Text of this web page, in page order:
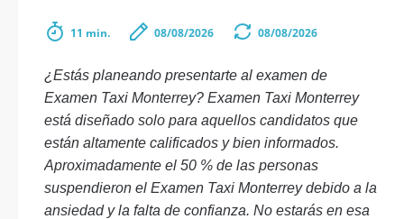
11 min. 08/08/2026 08/08/2026
¿Estás planeando presentarte al examen de
Examen Taxi Monterrey? Examen Taxi Monterrey
está diseñado solo para aquellos candidatos que
están altamente calificados y bien informados.
Aproximadamente el 50 % de las personas
suspendieron el Examen Taxi Monterrey debido a la
ansiedad y la falta de confianza. No estarás en esa